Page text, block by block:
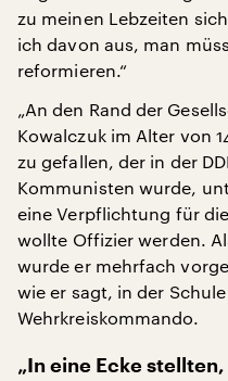
zu meinen Lebzeiten
ich davon aus, man
reformieren.“
„An den Rand der
Kowalczuk im Alter von
zu gefallen, der in der
Kommunisten wurde,
eine Verpflichtung für
wollte Offizier werden.
wurde er mehrfach
wie er sagt, in der
Wehrkreiskommando.
„In eine Ecke